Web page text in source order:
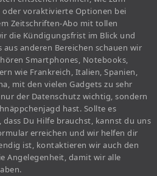
voraktivierte Optionen bei
Zeitschriften-Abo mit tollen
die Kündigungsfrist im Blick und
anderen Bereichen schauen wir
Smartphones, Notebooks,
wie Frankreich, Italien, Spanien,
mit den vielen Gadgets zu sehr
der Datenschutz wichtig, sondern
hast. Sollte es
Du Hilfe brauchst, kannst du uns
erreichen und wir helfen dir
ist, kontaktieren wir auch den
Angelegenheit, damit wir alle